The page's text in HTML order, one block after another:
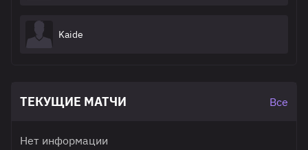
Kaide
ТЕКУЩИЕ МАТЧИ Все
Нет информации